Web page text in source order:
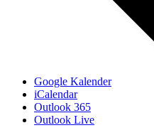
Google Kalender
iCalendar
Outlook 365
Outlook Live